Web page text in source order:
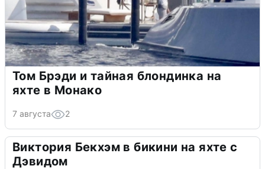
Том Брэди и тайная блондинка на
яхте в Монако
7 августа 2
Виктория Бекхэм в бикини на яхте с
Дэвидом